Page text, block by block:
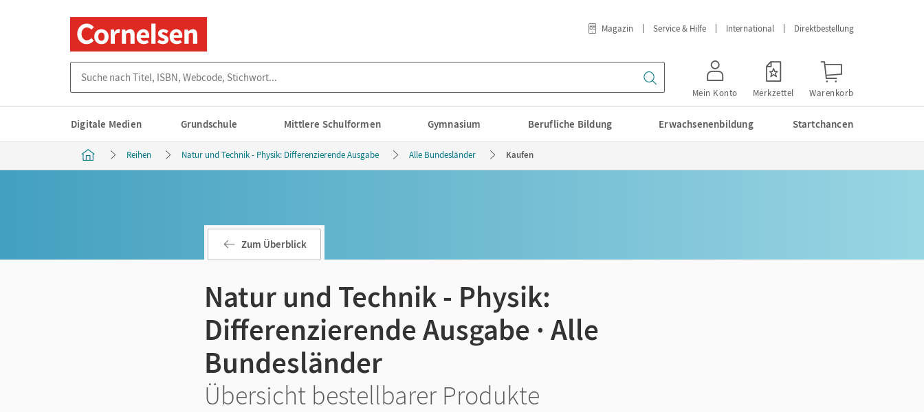
Magazin Service & Hilfe International Direktbestellung
Mein Konto Merkzettel Warenkorb
Digitale Medien Grundschule Mittlere Schulformen Gymnasium Berufliche Bildung Erwachsenenbildung Startchancen
Reihen Natur und Technik - Physik: Differenzierende Ausgabe Alle Bundesländer Kaufen
Zum Überblick
Natur und Technik - Physik:
Differenzierende Ausgabe · Alle
Bundesländer
Übersicht bestellbarer Produkte